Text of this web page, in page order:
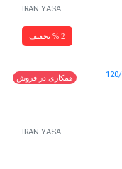
IRAN YASA
2 % تخفیف
IRAN YASA
همکاری در فروش